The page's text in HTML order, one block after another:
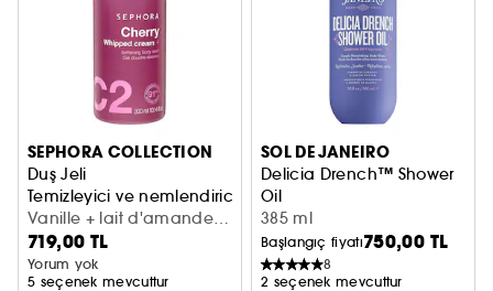
SEPHORA COLLECTION
Duş Jeli
Temizleyici ve nemlendirici
Vanille + lait d'amande
(300 ml)
719,00 TL
Yorum yok
5 seçenek mevcuttur
SOL DE JANEIRO
Delicia Drench™ Shower
Oil
Duş yağı
385 ml
Başlangıç fiyatı750,00 TL
8
2 seçenek mevcuttur